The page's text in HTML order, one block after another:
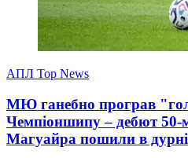
АПЛ Top News
МЮ ганебно програв
Чемпіоншипу – дебют 50-
Магуайра пошили в